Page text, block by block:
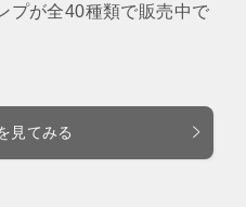
プが全40種類で販売中で
見てみる